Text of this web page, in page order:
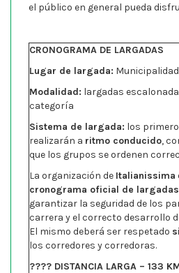
el público en general pueda
CRONOGRAMA DE LARGADAS
Lugar de largada: Municipalidad
Modalidad: largadas
categoría
Sistema de largada: los
realizarán a ritmo conducido,
que los grupos se ordenen
La organización de Italianissima
cronograma oficial de largadas
garantizar la seguridad de los
carrera y el correcto desarrollo
El mismo deberá ser respetado
los corredores y corredoras.
???? DISTANCIA LARGA – 133